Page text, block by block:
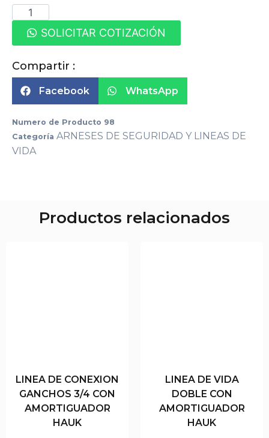
SOLICITAR COTIZACIÓN
Compartir :
Facebook WhatsApp
Numero de Producto 98
Categoría ARNESES DE SEGURIDAD Y LINEAS DE
VIDA
Productos relacionados
LINEA DE CONEXION
GANCHOS 3/4 CON
AMORTIGUADOR
HAUK
LINEA DE VIDA
DOBLE CON
AMORTIGUADOR
HAUK